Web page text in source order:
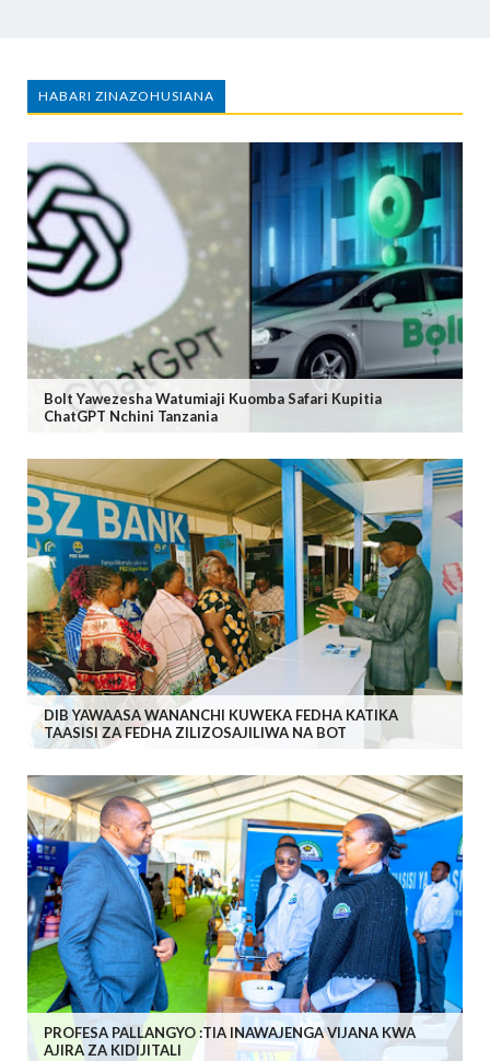
HABARI ZINAZOHUSIANA
Bolt Yawezesha Watumiaji Kuomba Safari Kupitia
ChatGPT Nchini Tanzania
DIB YAWAASA WANANCHI KUWEKA FEDHA KATIKA
TAASISI ZA FEDHA ZILIZOSAJILIWA NA BOT
PROFESA PALLANGYO :TIA INAWAJENGA VIJANA KWA
AJIRA ZA KIDIJITALI